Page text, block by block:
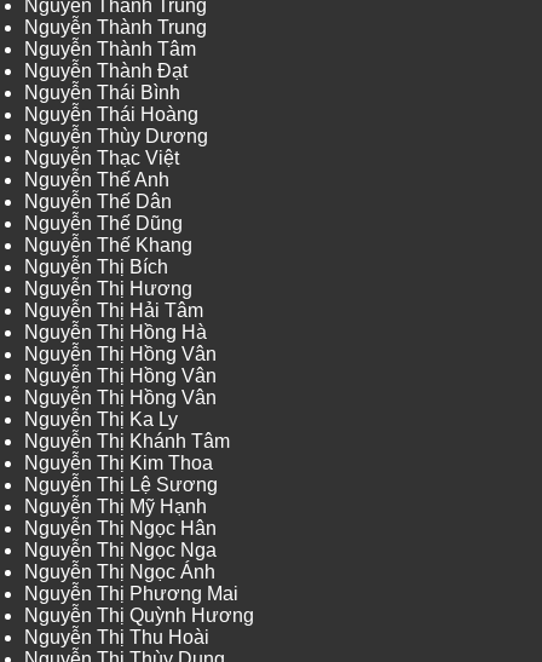
Nguyễn Thành Trung
Nguyễn Thành Trung
Nguyễn Thành Tâm
Nguyễn Thành Đạt
Nguyễn Thái Bình
Nguyễn Thái Hoàng
Nguyễn Thùy Dương
Nguyễn Thạc Việt
Nguyễn Thế Anh
Nguyễn Thế Dân
Nguyễn Thế Dũng
Nguyễn Thế Khang
Nguyễn Thị Bích
Nguyễn Thị Hương
Nguyễn Thị Hải Tâm
Nguyễn Thị Hồng Hà
Nguyễn Thị Hồng Vân
Nguyễn Thị Hồng Vân
Nguyễn Thị Hồng Vân
Nguyễn Thị Ka Ly
Nguyễn Thị Khánh Tâm
Nguyễn Thị Kim Thoa
Nguyễn Thị Lệ Sương
Nguyễn Thị Mỹ Hạnh
Nguyễn Thị Ngọc Hân
Nguyễn Thị Ngọc Nga
Nguyễn Thị Ngọc Ánh
Nguyễn Thị Phương Mai
Nguyễn Thị Quỳnh Hương
Nguyễn Thị Thu Hoài